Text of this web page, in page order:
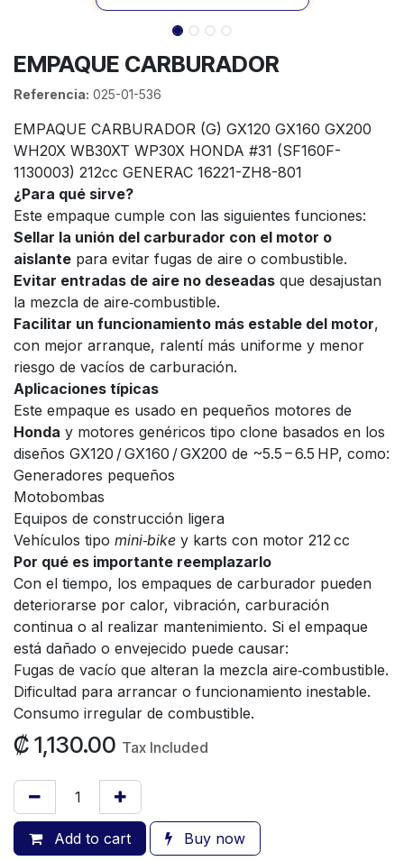
EMPAQUE CARBURADOR
Referencia: 025-01-536
EMPAQUE CARBURADOR (G) GX120 GX160 GX200
WH20X WB30XT WP30X HONDA #31 (SF160F-
1130003) 212cc GENERAC 16221-ZH8-801
¿Para qué sirve?
Este empaque cumple con las siguientes funciones:
Sellar la unión del carburador con el motor o
aislante para evitar fugas de aire o combustible.
Evitar entradas de aire no deseadas que desajustan
la mezcla de aire‑combustible.
Facilitar un funcionamiento más estable del motor,
con mejor arranque, ralentí más uniforme y menor
riesgo de vacíos de carburación.
Aplicaciones típicas
Este empaque es usado en pequeños motores de
Honda y motores genéricos tipo clone basados en los
diseños GX120 / GX160 / GX200 de ~5.5 – 6.5 HP, como:
Generadores pequeños
Motobombas
Equipos de construcción ligera
Vehículos tipo mini‑bike y karts con motor 212 cc
Por qué es importante reemplazarlo
Con el tiempo, los empaques de carburador pueden
deteriorarse por calor, vibración, carburación
continua o al realizar mantenimiento. Si el empaque
está dañado o envejecido puede causar:
Fugas de vacío que alteran la mezcla aire‑combustible.
Dificultad para arrancar o funcionamiento inestable.
Consumo irregular de combustible.
₡ 1,130.00 Tax Included
Add to cart Buy now